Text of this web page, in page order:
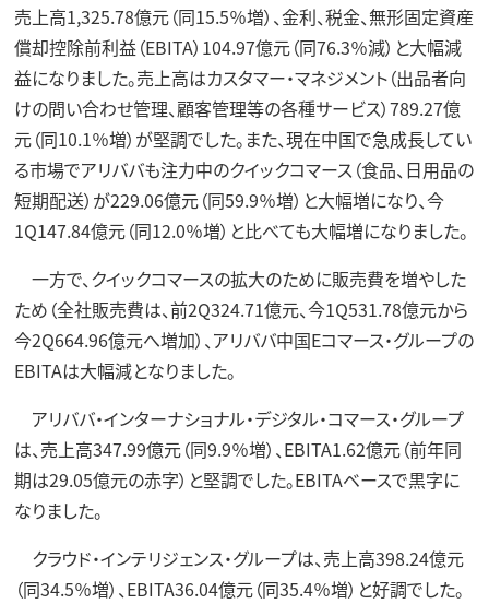
売上高1,325.78億元（同15.5％増）、金利、税金、無形固定資産
償却控除前利益（EBITA）104.97億元（同76.3％減）と大幅減
益になりました。売上高はカスタマー・マネジメント（出品者向
けの問い合わせ管理、顧客管理等の各種サービス）789.27億
元（同10.1％増）が堅調でした。また、現在中国で急成長してい
る市場でアリババも注力中のクイックコマース（食品、日用品の
短期配送）が229.06億元（同59.9％増）と大幅増になり、今
1Q147.84億元（同12.0％増）と比べても大幅増になりました。
一方で、クイックコマースの拡大のために販売費を増やした
ため（全社販売費は、前2Q324.71億元、今1Q531.78億元から
今2Q664.96億元へ増加）、アリババ中国Eコマース・グループの
EBITAは大幅減となりました。
アリババ・インターナショナル・デジタル・コマース・グループ
は、売上高347.99億元（同9.9％増）、EBITA1.62億元（前年同
期は29.05億元の赤字）と堅調でした。EBITAベースで黒字に
なりました。
クラウド・インテリジェンス・グループは、売上高398.24億元
（同34.5％増）、EBITA36.04億元（同35.4％増）と好調でした。